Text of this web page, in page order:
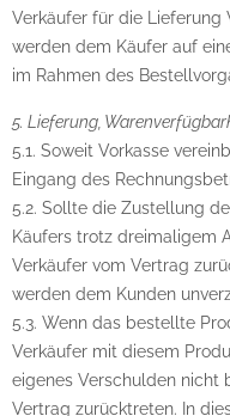
Verkäufer für die Lieferung
werden dem Käufer auf
im Rahmen des
5. Lieferung,
5.1. Soweit Vorkasse
Eingang des
5.2. Sollte die Zustellung
Käufers trotz dreimaligem
Verkäufer vom Vertrag
werden dem Kunden
5.3. Wenn das bestellte
Verkäufer mit diesem
eigenes Verschulden nicht
Vertrag zurücktreten. In